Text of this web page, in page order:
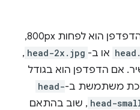
בדוגמה שלמעלה, אם רוחב הדפדפן הוא לפחות 800px,
או ב- head-2x.jpg
,
הדפדפן הוא בגודל
head-
head- , שוב בהתאם